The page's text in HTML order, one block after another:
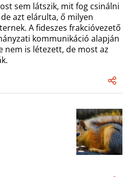
sem látszik, mit fog csinálni
azt elárulta, ő milyen
A fideszes frakcióvezető
kommunikáció alapján
nem is létezett, de most az